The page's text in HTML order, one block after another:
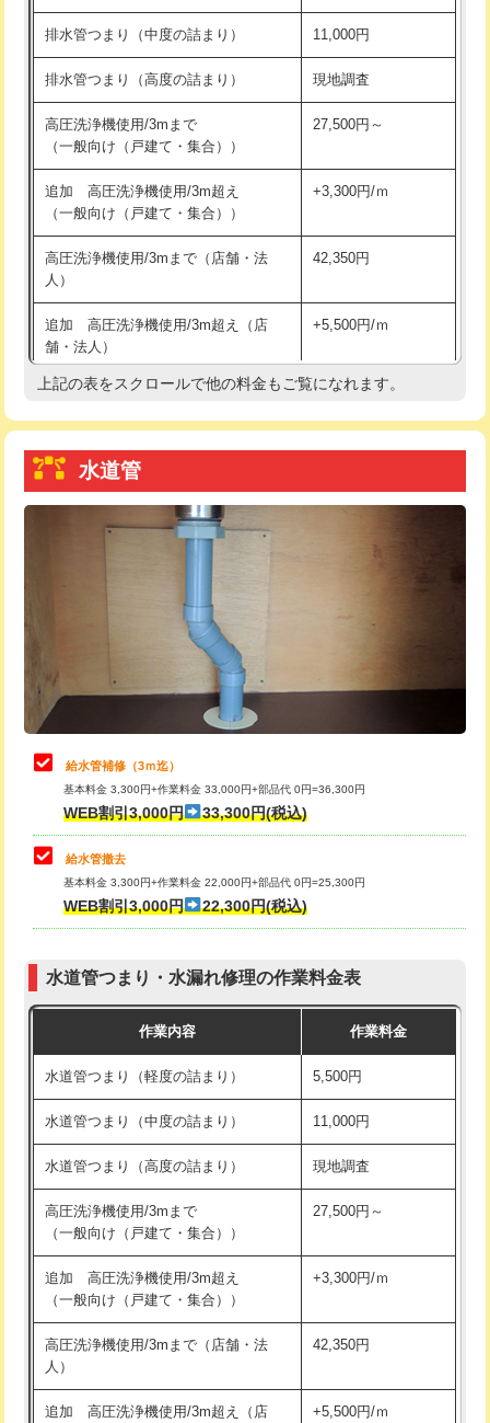
持込商品取付（浄水器・分岐水栓） 16,500円
給水管工事※（ホール加工) 16,500円
給水管工事※（バンド止め) 3,300円
給水管工事※（支持金具設置)
給水管工事※（保温材使用（バンド止
め込み）)
5,500円
給水管工事※（土の掘削・埋め戻し作
業)
11,000円
給水管工事※（塩ビ管（VP・HI）使
用/3ｍまで)
33,000円
給水管工事※（塩ビ管（VP・HI）使
+8,800円
給水管工事※（ライニング鋼管・銅
管・ポリ管・HT管使用/3ｍまで)
給水管工事※（ライニング鋼管・銅
管・ポリ管・HT管使用/3ｍ超え)
排水管工事（土の掘削・埋め戻し作
11,000円~
排水管工事（排水管工事/3ｍまで） 55,000円
排水管工事（追加 排水管工事/3ｍ超
マス交換（土の掘削・埋め戻し作業）
マス交換（深さ50㎝未満）
マス交換（深さ50㎝以上）
コンクリート斫り（厚さ10㎝まで）
モルタル補修（厚さ10㎝超え） 38,500円
洗面台設置 38,500円
化粧台設置 22,000円
追加人工 16,500円
廃棄・処分 現場見積
※給水管工事は20mmまでの価格です。
排水管つまり（中度の詰まり） 11,000円
排水管つまり（高度の詰まり） 現地調査
高圧洗浄機使用/3mまで
（一般向け（戸建て・集合））
27,500円～
追加 高圧洗浄機使用/3m超え
（一般向け（戸建て・集合））
+3,300円/ｍ
高圧洗浄機使用/3mまで（店舗・法
人）
42,350円
追加 高圧洗浄機使用/3m超え（店
舗・法人）
+5,500円/ｍ
高度高圧洗浄換 現地調査
トーラー機使用/3mまで
追加トーラー機使用/3m超え
8,800円
止水・漏水調査・防水処理・清掃・修
理・調整・分解・加工など（軽作業）
11,000円
止水・漏水調査・防水処理・清掃・修
理・調整・分解・加工など（中作業）
止水・漏水調査・防水処理・清掃・修
理・調整・分解・加工など（重作業）
33,000円
その他部品の脱着
交換・取付（タンク）
式）)
式・ワンホール）)
交換・取付(排水栓・排水トラップ
22,000円+材料費
持込商品取付（混合水栓）
持込商品取付（浄水器・分岐水栓） 16,500円
業）
上記の表をスクロールで他の料金もご覧になれます。
水道管
給水管補修（3ｍ迄）
基本料金 3,300円+作業料金 33,000円+部品代 0円=36,300円
WEB割引3,000円 33,300円(税込)
給水管撤去
基本料金 3,300円+作業料金 22,000円+部品代 0円=25,300円
WEB割引3,000円 22,300円(税込)
水道管つまり・水漏れ修理の作業料金表
作業内容 作業料金
水道管つまり（軽度の詰まり） 5,500円
水道管つまり（中度の詰まり） 11,000円
水道管つまり（高度の詰まり） 現地調査
高圧洗浄機使用/3mまで
（一般向け（戸建て・集合））
27,500円～
追加 高圧洗浄機使用/3m超え
（一般向け（戸建て・集合））
+3,300円/ｍ
高圧洗浄機使用/3mまで（店舗・法
人）
42,350円
追加 高圧洗浄機使用/3m超え（店
+5,500円/ｍ